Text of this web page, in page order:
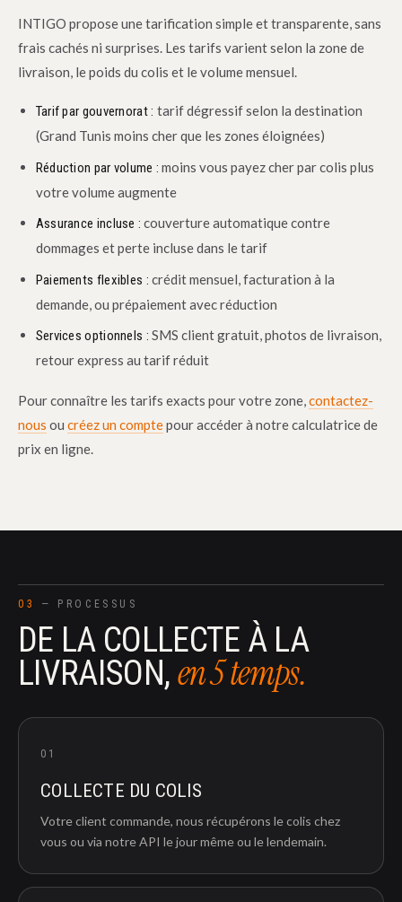
INTIGO propose une tarification simple et transparente, sans
frais cachés ni surprises. Les tarifs varient selon la zone de
livraison, le poids du colis et le volume mensuel.
Tarif par gouvernorat : tarif dégressif selon la destination
(Grand Tunis moins cher que les zones éloignées)
Réduction par volume : moins vous payez cher par colis plus
votre volume augmente
Assurance incluse : couverture automatique contre
dommages et perte incluse dans le tarif
Paiements flexibles : crédit mensuel, facturation à la
demande, ou prépaiement avec réduction
Services optionnels : SMS client gratuit, photos de livraison,
retour express au tarif réduit
Pour connaître les tarifs exacts pour votre zone,contactez-
nous oucréez un comptepour accéder à notre calculatrice de
prix en ligne.
03 — PROCESSUS
DE LA COLLECTE À LA
LIVRAISON, en 5 temps.
01
COLLECTE DU COLIS
Votre client commande, nous récupérons le colis chez
vous ou via notre API le jour même ou le lendemain.